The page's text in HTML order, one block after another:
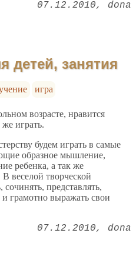
07.12.2010 dona
детей, занятия
игра
возрасте, нравится
играть.
будем играть в самые
образное мышление,
ребенка, а так же
В веселой творческой
представлять,
и грамотно выражать свои
07.12.2010 dona